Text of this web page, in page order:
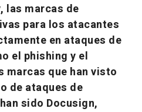
las marcas de
para los atacantes
en ataques de
el phishing y el
marcas que han visto
de ataques de
sido Docusign,